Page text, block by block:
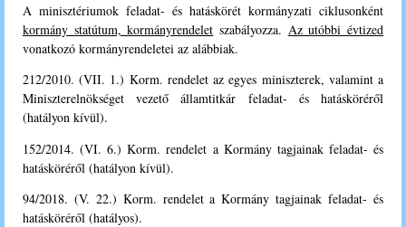
A minisztériumok feladat- és hatáskörét kormányzati ciklusonként
kormány statútum, kormányrendelet szabályozza. Az utóbbi évtized
vonatkozó kormányrendeletei az alábbiak.
212/2010. (VII. 1.) Korm. rendelet az egyes miniszterek, valamint a
Miniszterelnökséget vezető államtitkár feladat- és hatásköréről
(hatályon kívül).
152/2014. (VI. 6.) Korm. rendelet a Kormány tagjainak feladat- és
hatásköréről (hatályon kívül).
94/2018. (V. 22.) Korm. rendelet a Kormány tagjainak feladat- és
hatásköréről (hatályos).